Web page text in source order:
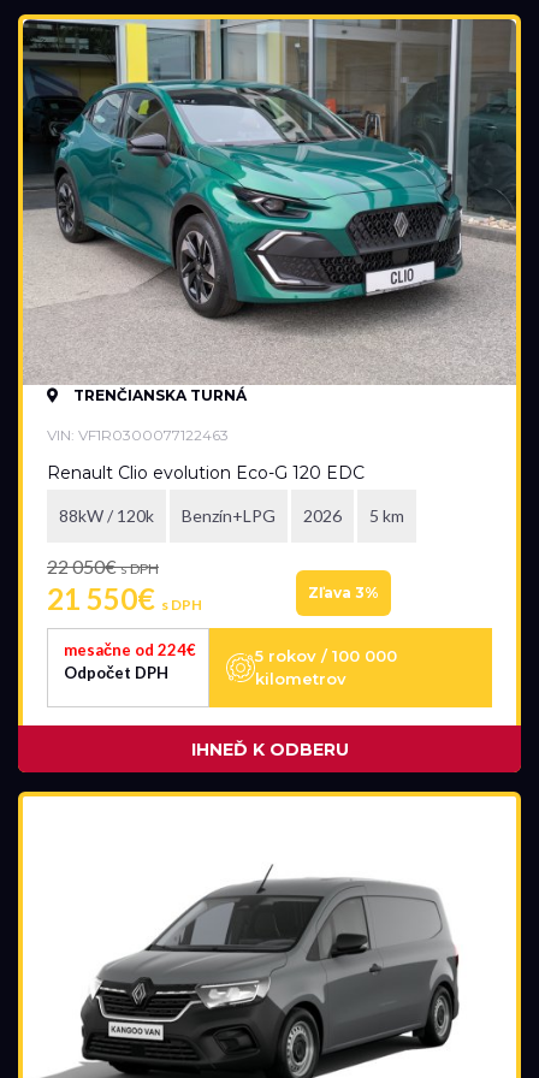
Cena
16 990 €
71 770 €
Stav
Na ceste
Skladom
Vo výrobe
Vo výrobe, s možnosťou meniť konfiguráciu
TRENČIANSKA TURNÁ
VIN: VF1R0300077122463
Renault Clio evolution Eco-G 120 EDC
88kW / 120k Benzín+LPG 2026 5 km
22 050€s DPH
21 550€ s DPH
Zľava 3%
mesačne od 224€
Odpočet DPH
5 rokov / 100 000
kilometrov
IHNEĎ K ODBERU